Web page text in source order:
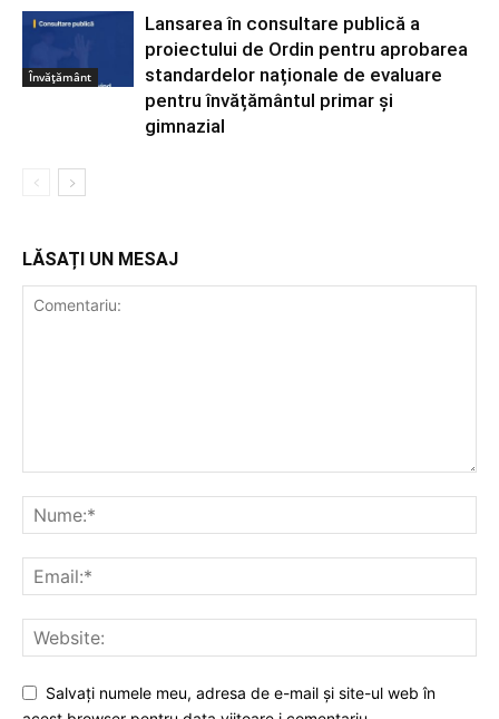
Învățământ
Lansarea în consultare publică a
proiectului de Ordin pentru aprobarea
standardelor naționale de evaluare
pentru învățământul primar și
gimnazial
LĂSAȚI UN MESAJ
Salvați numele meu, adresa de e-mail și site-ul web în